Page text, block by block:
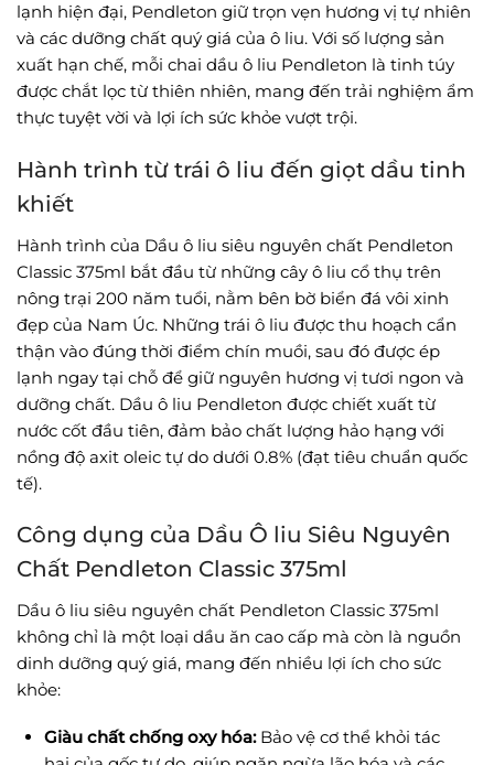
lạnh hiện đại, Pendleton giữ trọn vẹn hương vị tự nhiên
và các dưỡng chất quý giá của ô liu. Với số lượng sản
xuất hạn chế, mỗi chai dầu ô liu Pendleton là tinh túy
được chắt lọc từ thiên nhiên, mang đến trải nghiệm ẩm
thực tuyệt vời và lợi ích sức khỏe vượt trội.
Hành trình từ trái ô liu đến giọt dầu tinh
khiết
Hành trình của Dầu ô liu siêu nguyên chất Pendleton
Classic 375ml bắt đầu từ những cây ô liu cổ thụ trên
nông trại 200 năm tuổi, nằm bên bờ biển đá vôi xinh
đẹp của Nam Úc. Những trái ô liu được thu hoạch cẩn
thận vào đúng thời điểm chín muồi, sau đó được ép
lạnh ngay tại chỗ để giữ nguyên hương vị tươi ngon và
dưỡng chất. Dầu ô liu Pendleton được chiết xuất từ
nước cốt đầu tiên, đảm bảo chất lượng hảo hạng với
nồng độ axit oleic tự do dưới 0.8% (đạt tiêu chuẩn quốc
tế).
Công dụng của Dầu Ô liu Siêu Nguyên
Chất Pendleton Classic 375ml
Dầu ô liu siêu nguyên chất Pendleton Classic 375ml
không chỉ là một loại dầu ăn cao cấp mà còn là nguồn
dinh dưỡng quý giá, mang đến nhiều lợi ích cho sức
khỏe:
Giàu chất chống oxy hóa:Bảo vệ cơ thể khỏi tác